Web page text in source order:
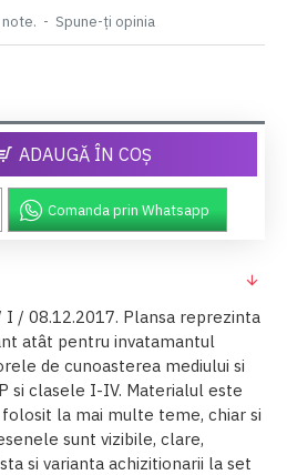
- Spune-ţi opinia
ADAUGĂ ÎN COŞ
Comanda prin Whatsapp
/ 08.12.2017. Plansa reprezinta
atât pentru invatamantul
de cunoasterea mediului si
si clasele I-IV. Materialul este
la mai multe teme, chiar si
sunt vizibile, clare,
si varianta achizitionarii la set